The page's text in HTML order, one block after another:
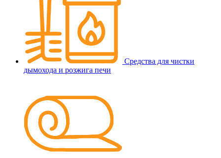
Средства для чистки
дымохода и розжига печи